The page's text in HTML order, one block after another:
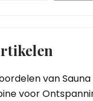
van Sauna
voor